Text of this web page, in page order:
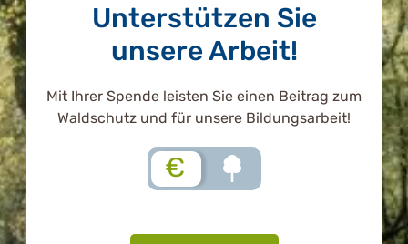
Unterstützen Sie
unsere Arbeit!
Mit Ihrer Spende leisten Sie einen Beitrag zum
Waldschutz und für unsere Bildungsarbeit!
€